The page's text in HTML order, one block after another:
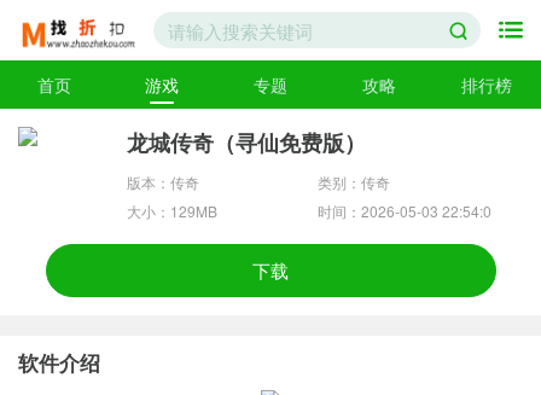
首页 游戏 专题 攻略 排行榜
龙城传奇（寻仙免费版）
版本：传奇
类别：传奇
大小：129MB
时间：2026-05-03 22:54:0
下载
软件介绍